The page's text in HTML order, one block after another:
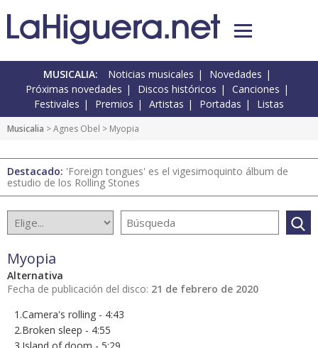
MUSICALIA: Noticias musicales
Novedades
Próximas novedades
Discos históricos
Canciones
Festivales
Premios Artistas Portadas Listas
Musicalia > Agnes Obel > Myopia
Destacado: 'Foreign tongues' es el vigesimoquinto álbum de
estudio de los Rolling Stones
Myopia
Alternativa
Fecha de publicación del disco: 21 de febrero de 2020
1.Camera's rolling - 4:43
2.Broken sleep - 4:55